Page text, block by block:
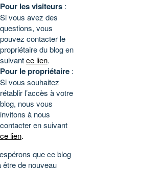
Pour les visiteurs :
Si vous avez des
questions, vous
pouvez contacter le
propriétaire du blog en
suivantce lien.
Pour le propriétaire :
Si vous souhaitez
rétablir l’accès à votre
blog, nous vous
invitons à nous
contacter en suivant
ce lien.
que ce blog
être de nouveau